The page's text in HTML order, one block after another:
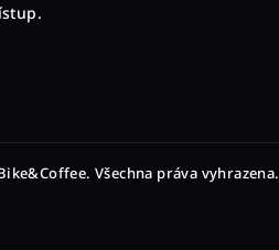
Všechna práva vyhrazena.